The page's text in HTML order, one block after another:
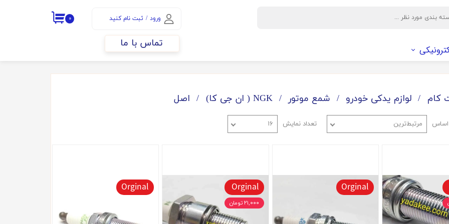
ورود / ثبت نام کنید
تغییر گذر واژه
۰
وایر و بوت
وایر
بوت
فیلتر
فیلتر کابین
فیلتر هوا
فیلتر روغن
سیم و اتصالات الکتریکی باکس دوربین
تماس با ما
کام لوازم یدکی خودرو شمع موتور NGK ( ان جی کا) اصل
اساس مرتبط‌ترین تعداد نمایش ۱۶
Orginal
Orginal
۲۱,۰۰۰ تومان
Orginal